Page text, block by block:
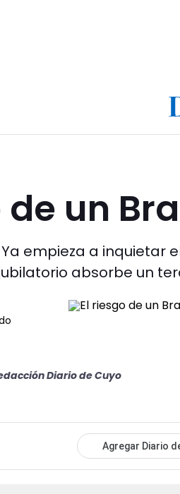
de un
empieza a inquietar
absorbe un
Diario de Cuyo
Agregar Diario